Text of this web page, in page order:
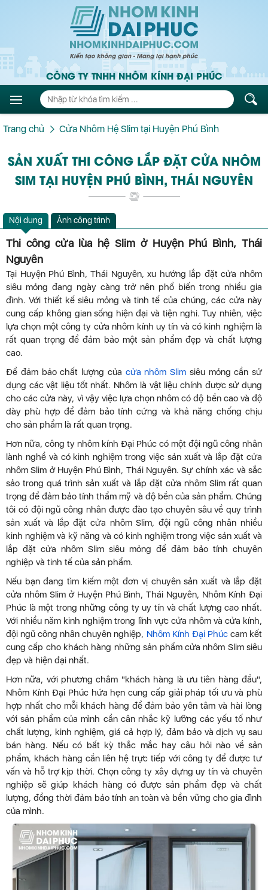
CÔNG TY TNHH NHÔM KÍNH ĐẠI PHÚC
Trang chủ Cửa Nhôm Hệ Slim tại Huyện Phú Bình
SẢN XUẤT THI CÔNG LẮP ĐẶT CỬA NHÔM
SIM TẠI HUYỆN PHÚ BÌNH, THÁI NGUYÊN
Nội dung Ảnh công trình
Thi công cửa lùa hệ Slim ở Huyện Phú Bình, Thái
Nguyên
Tại Huyện Phú Bình, Thái Nguyên, xu hướng lắp đặt cửa nhôm
siêu mỏng đang ngày càng trở nên phổ biến trong nhiều gia
đình. Với thiết kế siêu mỏng và tinh tế của chúng, các cửa này
cung cấp không gian sống hiện đại và tiện nghi. Tuy nhiên, việc
lựa chọn một công ty cửa nhôm kính uy tín và có kinh nghiệm là
rất quan trọng để đảm bảo một sản phẩm đẹp và chất lượng
cao.
Để đảm bảo chất lượng của cửa nhôm Slim siêu mỏng cần sử
dụng các vật liệu tốt nhất. Nhôm là vật liệu chính được sử dụng
cho các cửa này, vì vậy việc lựa chọn nhôm có độ bền cao và độ
dày phù hợp để đảm bảo tính cứng và khả năng chống chịu
cho sản phẩm là rất quan trọng.
Hơn nữa, công ty nhôm kính Đại Phúc có một đội ngũ công nhân
lành nghề và có kinh nghiệm trong việc sản xuất và lắp đặt cửa
nhôm Slim ở Huyện Phú Bình, Thái Nguyên. Sự chính xác và sắc
sảo trong quá trình sản xuất và lắp đặt cửa nhôm Slim rất quan
trọng để đảm bảo tính thẩm mỹ và độ bền của sản phẩm. Chúng
tôi có đội ngũ công nhân được đào tạo chuyên sâu về quy trình
sản xuất và lắp đặt cửa nhôm Slim, đội ngũ công nhân nhiều
kinh nghiệm và kỹ năng và có kinh nghiệm trong việc sản xuất và
lắp đặt cửa nhôm Slim siêu mỏng để đảm bảo tính chuyên
nghiệp và tinh tế của sản phẩm.
Nếu bạn đang tìm kiếm một đơn vị chuyên sản xuất và lắp đặt
cửa nhôm Slim ở Huyện Phú Bình, Thái Nguyên, Nhôm Kính Đại
Phúc là một trong những công ty uy tín và chất lượng cao nhất.
Với nhiều năm kinh nghiệm trong lĩnh vực cửa nhôm và cửa kính,
đội ngũ công nhân chuyên nghiệp, Nhôm Kính Đại Phúccam kết
cung cấp cho khách hàng những sản phẩm cửa nhôm Slim siêu
đẹp và hiện đại nhất.
Hơn nữa, với phương châm "khách hàng là ưu tiên hàng đầu",
Nhôm Kính Đại Phúc hứa hẹn cung cấp giải pháp tối ưu và phù
hợp nhất cho mỗi khách hàng để đảm bảo yên tâm và hài lòng
với sản phẩm của mình cần cân nhắc kỹ lưỡng các yếu tố như
chất lượng, kinh nghiệm, giá cả hợp lý, đảm bảo và dịch vụ sau
bán hàng. Nếu có bất kỳ thắc mắc hay câu hỏi nào về sản
phẩm, khách hàng cần liên hệ trực tiếp với công ty để được tư
vấn và hỗ trợ kịp thời. Chọn công ty xây dựng uy tín và chuyên
nghiệp sẽ giúp khách hàng có được sản phẩm đẹp và chất
lượng, đồng thời đảm bảo tính an toàn và bền vững cho gia đình
của mình.